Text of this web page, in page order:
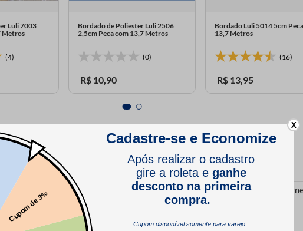
Luli 7003
Metros
(4)
Bordado de Poliester Luli 2506
2,5cm Peca com 13,7 Metros
(0)
R$ 10,90
Bordado Luli 5014 5cm
13,7 Metros
(16)
R$ 13,95
elevar a sofisticação de produtos em várias áreas, incluindo cama,
saias de cama, fronhas, toalhas de banho e de rosto.
X